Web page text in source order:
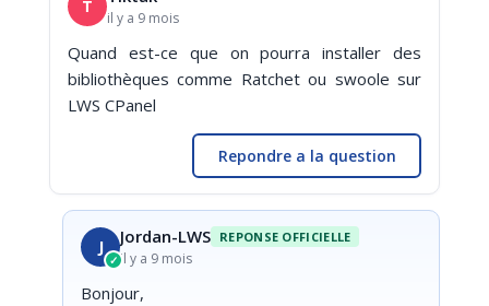
T
il y a 9 mois
Quand est-ce que on pourra installer des
bibliothèques comme Ratchet ou swoole sur
LWS CPanel
Repondre a la question
J
✓
Jordan-LWS REPONSE OFFICIELLE
il y a 9 mois
Bonjour,